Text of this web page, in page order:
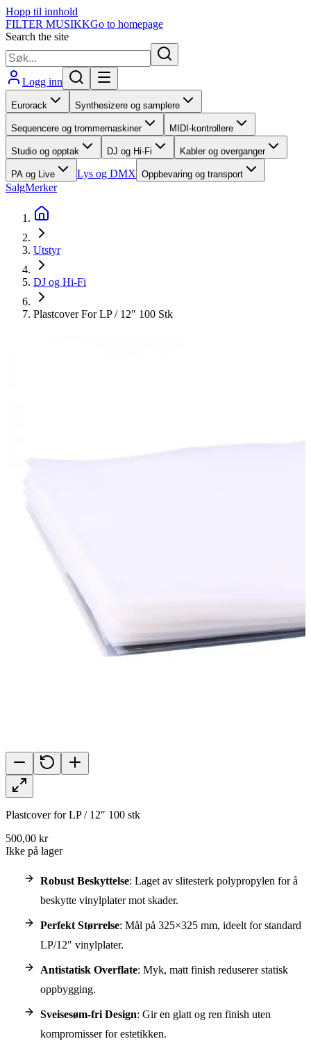
Hopp til innhold
FILTER MUSIKKGo to homepage
Search the site
Logg inn
Eurorack Synthesizere og samplere
Sequencere og trommemaskiner MIDI-kontrollere
Studio og opptak DJ og Hi-Fi Kabler og overganger
PA og Live Lys og DMX Oppbevaring og transport
SalgMerker
Utstyr
DJ og Hi-Fi
Plastcover For LP / 12″ 100 Stk
Plastcover for LP / 12″ 100 stk
500,00 kr
Ikke på lager
Robust Beskyttelse: Laget av slitesterk polypropylen for å
beskytte vinylplater mot skader.
Perfekt Størrelse: Mål på 325×325 mm, ideelt for standard
LP/12″ vinylplater.
Antistatisk Overflate: Myk, matt finish reduserer statisk
oppbygging.
Sveisesøm-fri Design: Gir en glatt og ren finish uten
kompromisser for estetikken.